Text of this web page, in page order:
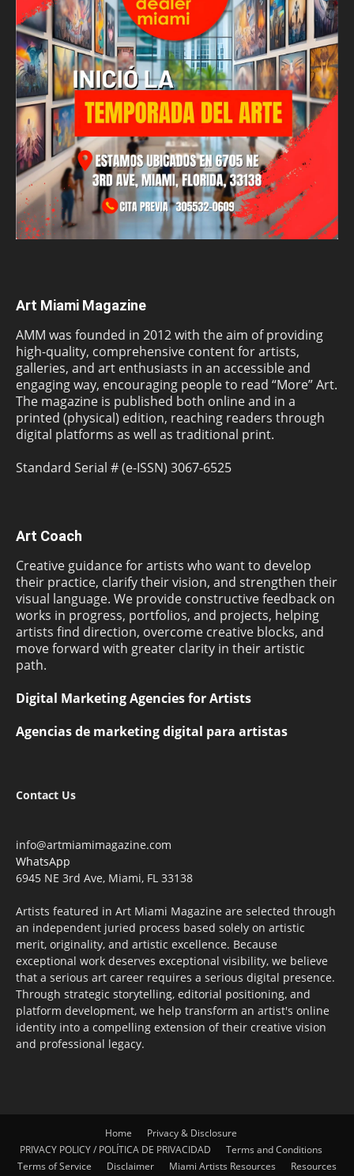
Art Miami Magazine
AMM was founded in 2012 with the aim of providing
high-quality, comprehensive content for artists,
galleries, and art enthusiasts in an accessible and
engaging way, encouraging people to read “More” Art.
The magazine is published both online and in a
printed (physical) edition, reaching readers through
digital platforms as well as traditional print.
Standard Serial # (e-ISSN) 3067-6525
Art Coach
Creative guidance for artists who want to develop
their practice, clarify their vision, and strengthen their
visual language. We provide constructive feedback on
works in progress, portfolios, and projects, helping
artists find direction, overcome creative blocks, and
move forward with greater clarity in their artistic
path.
Digital Marketing Agencies for Artists
Agencias de marketing digital para artistas
Contact Us
info@artmiamimagazine.com
WhatsApp
6945 NE 3rd Ave, Miami, FL 33138
Artists featured in Art Miami Magazine are selected through
an independent juried process based solely on artistic
merit, originality, and artistic excellence. Because
exceptional work deserves exceptional visibility, we believe
that a serious art career requires a serious digital presence.
Through strategic storytelling, editorial positioning, and
platform development, we help transform an artist's online
identity into a compelling extension of their creative vision
and professional legacy.
Home
Privacy & Disclosure
PRIVACY POLICY / POLÍTICA DE PRIVACIDAD
Terms and Conditions
Terms of Service
Disclaimer Miami Artists Resources Resources